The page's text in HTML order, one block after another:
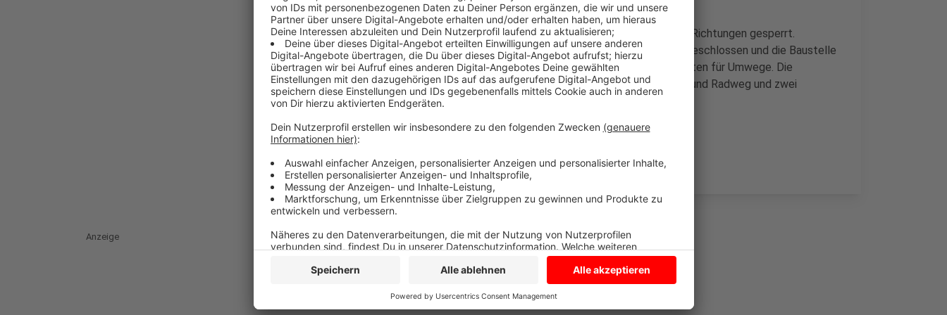
Wie schon bei den vorherigen Abschnitten ist die Straße in beide Richtungen gesperrt.
Voraussichtlich Ende April ist der Umbau der Schützenstraße abgeschlossen und die Baustelle
verschwindet. Seit dem Start der Sommerferien sorgen die Arbeiten für Umwege. Die
Schützenstraße bekommt eine neue Fahrbahn, einen neuen Geh- und Radweg und zwei
zusätzliche Zebrastreifen.
Anzeige
Anzeige